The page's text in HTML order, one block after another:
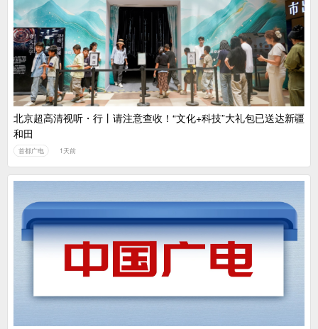
中国广电：编制一体化电视技术标准白皮书
北京超高清视听・行丨请注意查收！“文化+科技”大礼包已送达新疆
和田
首都广电 1天前